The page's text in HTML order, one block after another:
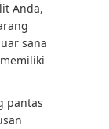
Anda,
sana
pantas